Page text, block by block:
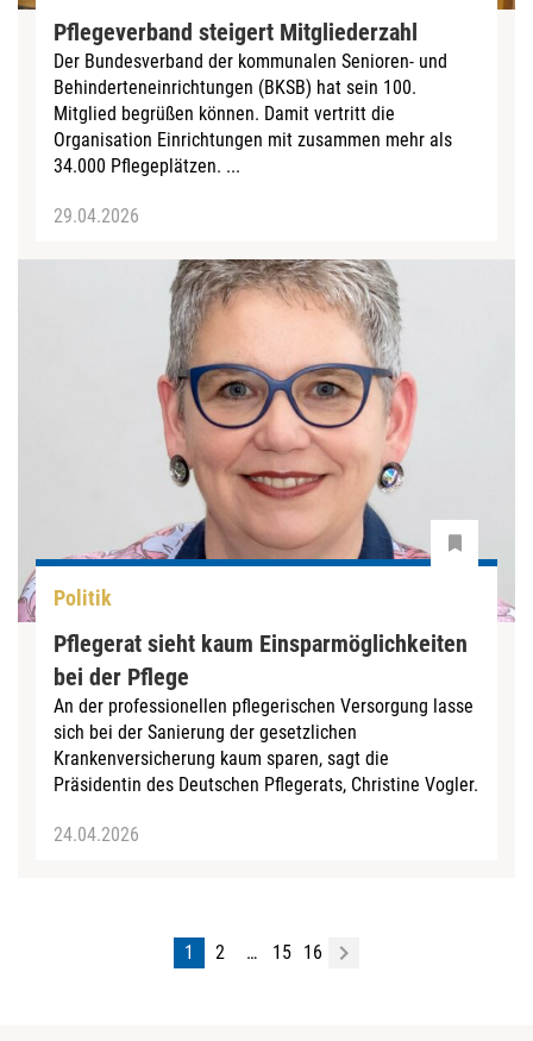
Pflegeverband steigert Mitgliederzahl
Der Bundesverband der kommunalen Senioren- und
Behinderteneinrichtungen (BKSB) hat sein 100.
Mitglied begrüßen können. Damit vertritt die
Organisation Einrichtungen mit zusammen mehr als
34.000 Pflegeplätzen. ...
29.04.2026
Politik
Pflegerat sieht kaum Einsparmöglichkeiten
bei der Pflege
An der professionellen pflegerischen Versorgung lasse
sich bei der Sanierung der gesetzlichen
Krankenversicherung kaum sparen, sagt die
Präsidentin des Deutschen Pflegerats, Christine Vogler.
24.04.2026
1 2 … 15 16